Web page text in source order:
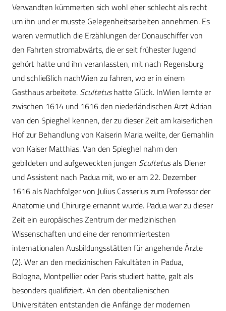
Verwandten kümmerten sich wohl eher schlecht als recht
um ihn und er musste Gelegenheitsarbeiten annehmen. Es
waren vermutlich die Erzählungen der Donauschiffer von
den Fahrten stromabwärts, die er seit frühester Jugend
gehört hatte und ihn veranlassten, mit nach Regensburg
und schließlich nachWien zu fahren, wo er in einem
Gasthaus arbeitete. Scultetushatte Glück. InWien lernte er
zwischen 1614 und 1616 den niederländischen Arzt Adrian
van den Spieghel kennen, der zu dieser Zeit am kaiserlichen
Hof zur Behandlung von Kaiserin Maria weilte, der Gemahlin
von Kaiser Matthias. Van den Spieghel nahm den
gebildeten und aufgeweckten jungen Scultetusals Diener
und Assistent nach Padua mit, wo er am 22. Dezember
1616 als Nachfolger von Julius Casserius zum Professor der
Anatomie und Chirurgie ernannt wurde. Padua war zu dieser
Zeit ein europäisches Zentrum der medizinischen
Wissenschaften und eine der renommiertesten
internationalen Ausbildungsstätten für angehende Ärzte
(2). Wer an den medizinischen Fakultäten in Padua,
Bologna, Montpellier oder Paris studiert hatte, galt als
besonders qualifiziert. An den oberitalienischen
Universitäten entstanden die Anfänge der modernen